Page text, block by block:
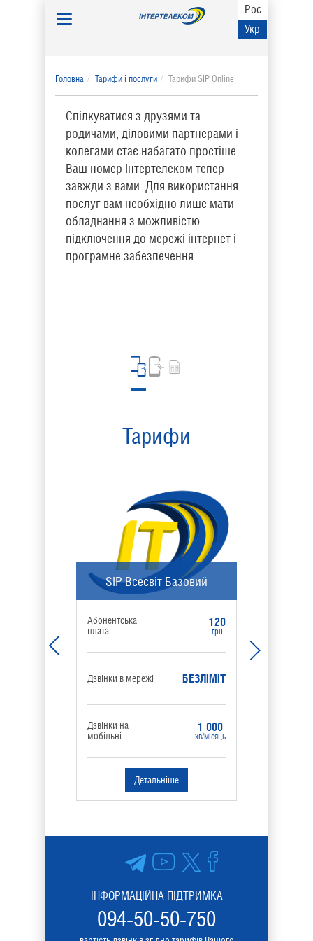
Рос
Укр
Toggle
Головна Тарифи і послуги Тарифи SIP Online
Спілкуватися з друзями та
родичами, діловими партнерами і
колегами стає набагато простіше.
Ваш номер Інтертелеком тепер
завжди з вами. Для використання
послуг вам необхідно лише мати
обладнання з можливістю
підключення до мережі інтернет і
програмне забезпечення.
Тарифи
SIP Всесвіт Базовий
Абонентська
плата
120
грн
Дзвінки в мережі БЕЗЛІМІТ
Дзвінки на
мобільні
1 000
хв/місяць
Детальніше
ІНФОРМАЦІЙНА ПІДТРИМКА
094-50-50-750